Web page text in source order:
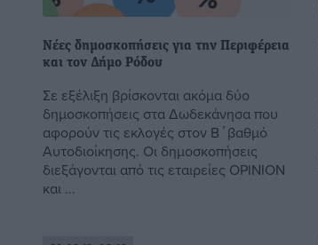
Νέες δημοσκοπήσεις για την Περιφέρεια
και τον Δήμο Pόδου
Σε εξέλιξη βρίσκονται ακόμα δύο
δημοσκοπήσεις στα Δωδεκάνησα που
αφορούν τις εκλογές στον Β΄βαθμό
Αυτοδιοίκησης. Οι δημοσκοπήσεις
διεξάγονται από τις εταιρείες OPINION
και ...